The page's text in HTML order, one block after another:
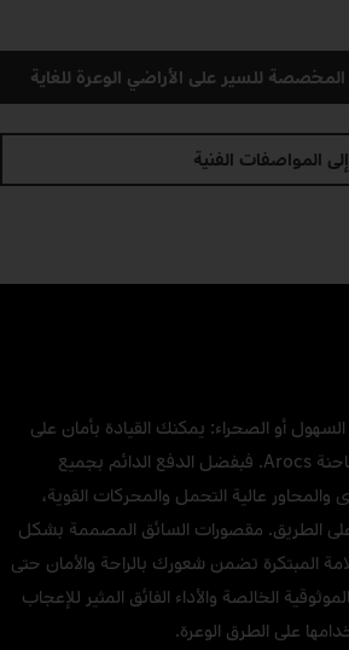
إلى المواصفات الفنية
أو الصحراء: يمكنك القيادة بأمان على
الطرق الصعبة باستخدام شاحنة Arocs. فبفضل الدفع الدائم بجميع
عالية التحمل والمحركات القوية،
الطريق. مقصورات السائق المصممة بشكل
المبتكرة تضمن شعورك بالراحة والأمان حتى
الخالصة والأداء الفائق المثير للإعجاب